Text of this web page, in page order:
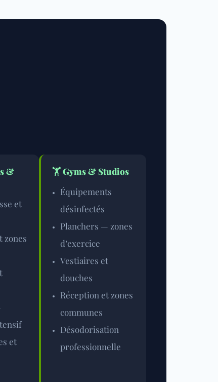
&
et
zones
et
🏋️Gyms & Studios
Équipements
désinfectés
Planchers — zones
d’exercice
Vestiaires et
douches
Réception et zones
communes
Désodorisation
professionnelle